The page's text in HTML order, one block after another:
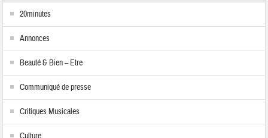
20minutes
Annonces
Beauté & Bien – Etre
Communiqué de presse
Critiques Musicales